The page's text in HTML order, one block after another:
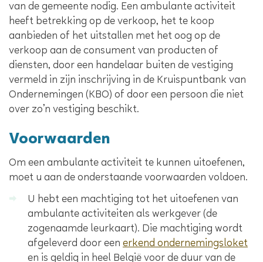
van de gemeente nodig. Een ambulante activiteit
heeft betrekking op de verkoop, het te koop
aanbieden of het uitstallen met het oog op de
verkoop aan de consument van producten of
diensten, door een handelaar buiten de vestiging
vermeld in zijn inschrijving in de Kruispuntbank van
Ondernemingen (KBO) of door een persoon die niet
over zo’n vestiging beschikt.
Voorwaarden
Om een ambulante activiteit te kunnen uitoefenen,
moet u aan de onderstaande voorwaarden voldoen.
U hebt een machtiging tot het uitoefenen van
ambulante activiteiten als werkgever (de
zogenaamde leurkaart). Die machtiging wordt
afgeleverd door een erkend ondernemingsloket
en is geldig in heel België voor de duur van de